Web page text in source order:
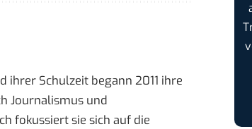
ihrer Schulzeit begann 2011 ihre
Journalismus und
fokussiert sie sich auf die